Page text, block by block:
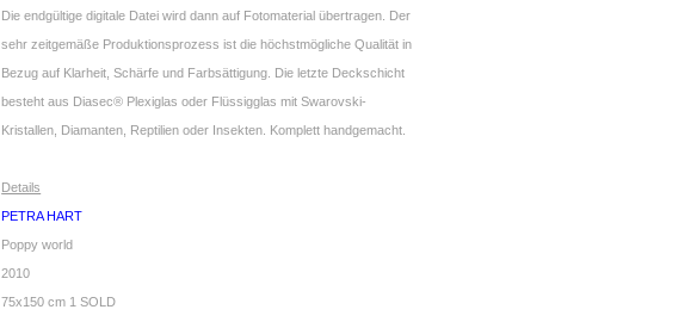
Die endgültige digitale Datei wird dann auf Fotomaterial übertragen. Der
sehr zeitgemäße Produktionsprozess ist die höchstmögliche Qualität in
Bezug auf Klarheit, Schärfe und Farbsättigung. Die letzte Deckschicht
besteht aus Diasec® Plexiglas oder Flüssigglas mit Swarovski-
Kristallen, Diamanten, Reptilien oder Insekten. Komplett handgemacht.
Details
PETRA HART
Poppy world
2010
75x150 cm 1 SOLD